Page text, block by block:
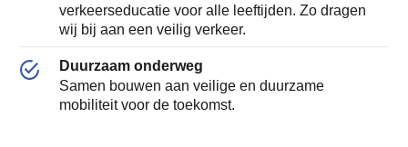
verkeerseducatie voor alle leeftijden. Zo dragen
wij bij aan een veilig verkeer.
Duurzaam onderweg
Samen bouwen aan veilige en duurzame
mobiliteit voor de toekomst.